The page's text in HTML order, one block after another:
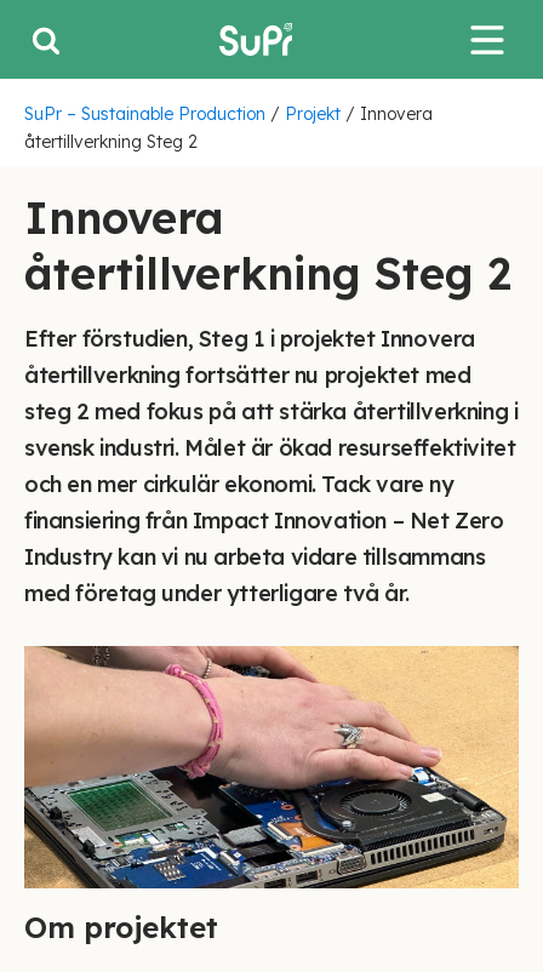
SuPr – Sustainable Production / Projekt / Innovera
återtillverkning Steg 2
Innovera
återtillverkning Steg 2
Efter förstudien, Steg 1 i projektet Innovera
återtillverkning fortsätter nu projektet med
steg 2 med fokus på att stärka återtillverkning i
svensk industri. Målet är ökad resurseffektivitet
och en mer cirkulär ekonomi. Tack vare ny
finansiering från Impact Innovation – Net Zero
Industry kan vi nu arbeta vidare tillsammans
med företag under ytterligare två år.
Om projektet